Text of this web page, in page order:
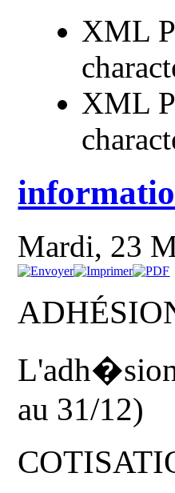
XML
XML
Mardi, 23
au 31/12)